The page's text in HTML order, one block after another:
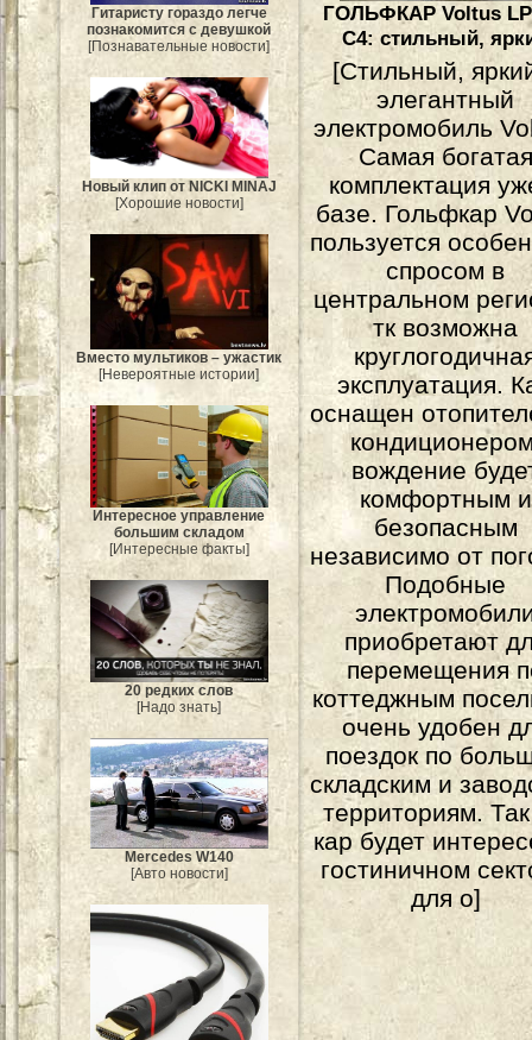
Гитаристу гораздо легче
познакомится с девушкой
[Познавательные новости]
Новый клип от NICKI MINAJ
[Хорошие новости]
Вместо мультиков – ужастик
[Невероятные истории]
Интересное управление
большим складом
[Интересные факты]
20 редких слов
[Надо знать]
Mercedes W140
[Авто новости]
ГОЛЬФКАР Voltus
С4: стильный,
[Стильный,
элегантный
электромобиль
Самая богатая
комплектация
базе. Гольфкар
пользуется
спросом в
центральном
тк возможна
эксплуатация.
оснащен
вождение
комфортным и
безопасным
независимо от
Подобные
приобретают
перемещения
коттеджным
очень удобен
поездок по
складским и
территориям.
кар будет
гостиничном
для о]